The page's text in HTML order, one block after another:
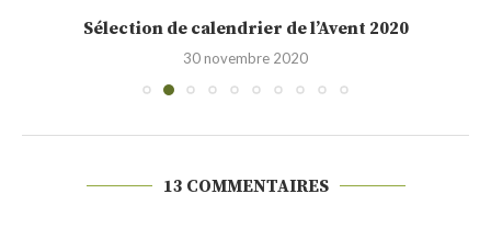
Sélection de calendrier de l’Avent 2020
30 novembre 2020
13 COMMENTAIRES